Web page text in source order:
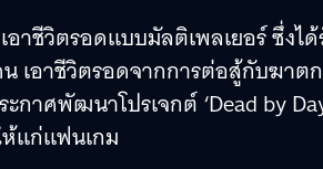
อาชีวิตรอดแบบมัลติเพลเยอร์ ซึ่งไ
เอาชีวิตรอดจากการต่อสู้กับฆา
าศพัฒนาโปรเจกต์ ‘Dead by
ห้แก่แฟนเกม